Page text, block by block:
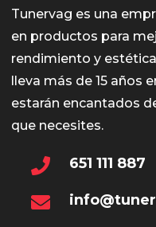
Tunervag es una
en productos para
rendimiento y
lleva más de 15 años
estarán encantados
que necesites.
651 111 887